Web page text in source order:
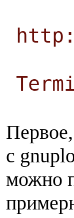
с
можно